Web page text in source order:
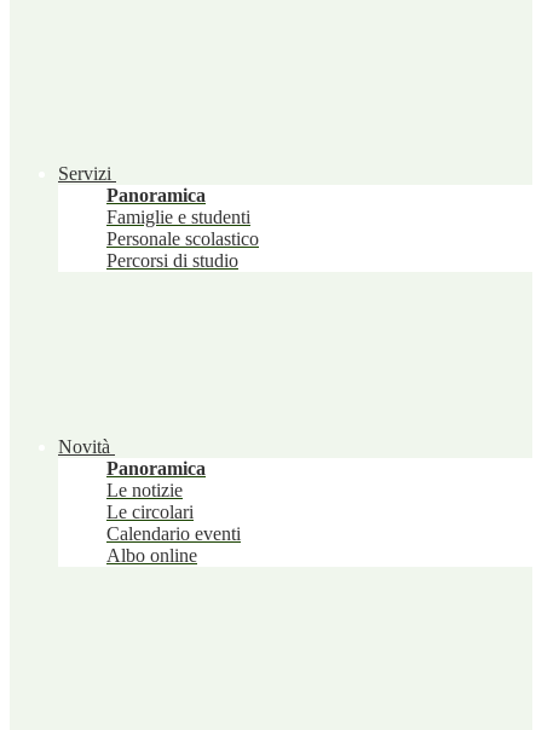
Servizi
Panoramica
Famiglie e studenti
Personale scolastico
Percorsi di studio
Novità
Panoramica
Le notizie
Le circolari
Calendario eventi
Albo online